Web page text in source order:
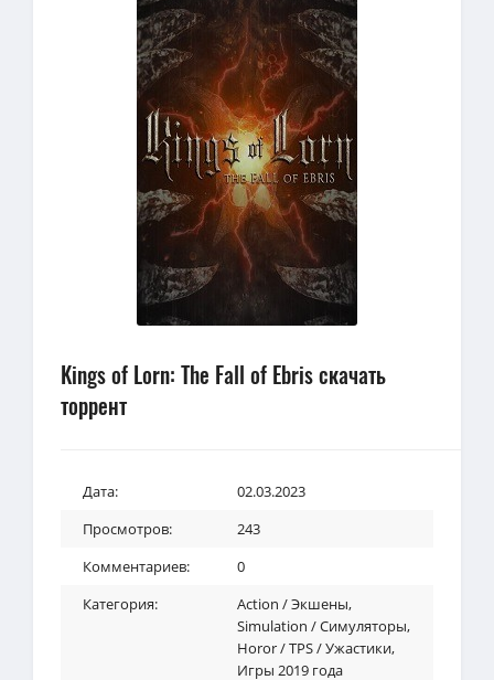
Kings of Lorn: The Fall of Ebris скачать
торрент
Дата:
02.03.2023
Просмотров:
243
Комментариев:
0
Категория:
Action / Экшены,
Simulation / Симуляторы,
Horor / TPS / Ужастики,
Игры 2019 года